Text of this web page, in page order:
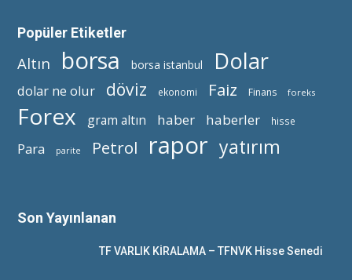
Popüler Etiketler
Altın borsa borsa istanbul Dolar
dolar ne olur döviz ekonomi Faiz Finans foreks
Forex gram altın haber haberler hisse
Para parite Petrol rapor yatırım
Son Yayınlanan
TF VARLIK KİRALAMA – TFNVK Hisse Senedi